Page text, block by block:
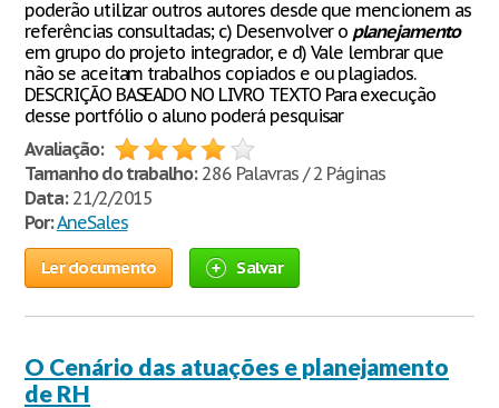
poderão utilizar outros autores desde que mencionem as
referências consultadas; c) Desenvolver o planejamento
em grupo do projeto integrador, e d) Vale lembrar que
não se aceitam trabalhos copiados e ou plagiados.
DESCRIÇÃO BASEADO NO LIVRO TEXTO Para execução
desse portfólio o aluno poderá pesquisar
Avaliação:
Tamanho do trabalho:286 Palavras / 2 Páginas
Data:21/2/2015
Por:AneSales
Ler documento Salvar
O Cenário das atuações e planejamento
de RH